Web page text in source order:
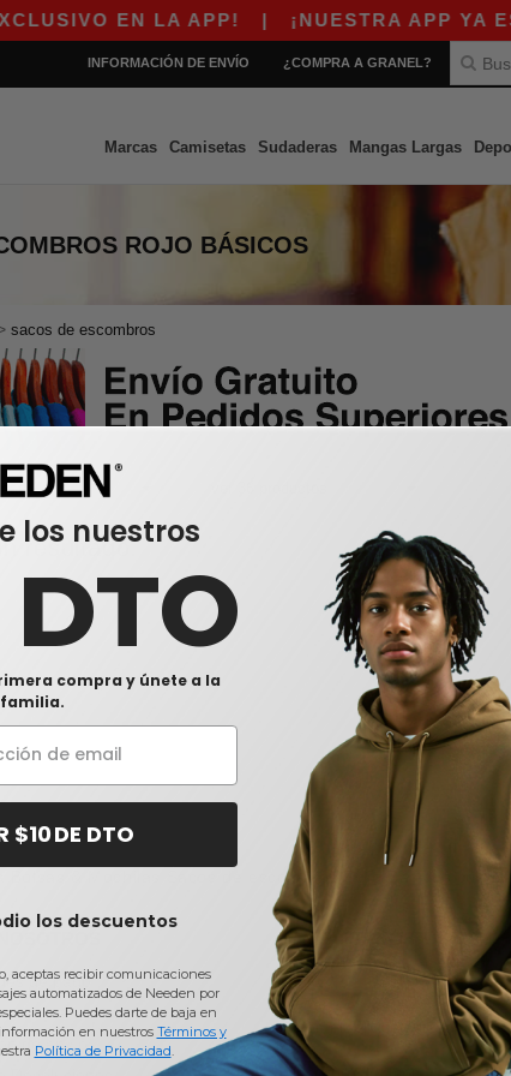
EN LA APP!| ¡NUESTRA APP YA
INFORMACIÓN DE ENVÍO ¿COMPRA A GRANEL?
Marcas Camisetas Sudaderas Mangas Largas
ROJO BÁSICOS
sacos de escombros
resultado.
Bolsas & Mochilas Sacos de escombros Rojo Básicos con
de pago
de envío
CONTÁCTANOS
Cliente
customerservice@needen.com
Venta
los nuestros
compra y únete a la
familia.
$10 DE DTO
los descuentos
aceptas recibir comunicaciones
automatizados de Needen por
Puedes darte de baja en
en nuestros Términos y
Política de Privacidad.